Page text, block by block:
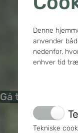
Gå til Envafors
Sitemap
Denne
anvender
nedenfor,
enhver tid
Tekniske